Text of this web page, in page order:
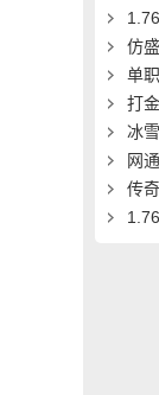
(9)仿
单
1) 打
冰
网
传
9)